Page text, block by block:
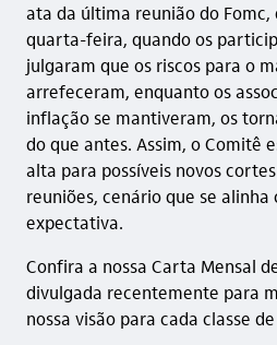
ata da última reunião do Fomc,
quarta-feira, quando os
julgaram que os riscos para o
arrefeceram, enquanto os
inflação se mantiveram, os
do que antes. Assim, o Comitê
alta para possíveis novos
reuniões, cenário que se alinha
expectativa.
Confira a nossa Carta Mensal
divulgada recentemente para
nossa visão para cada classe